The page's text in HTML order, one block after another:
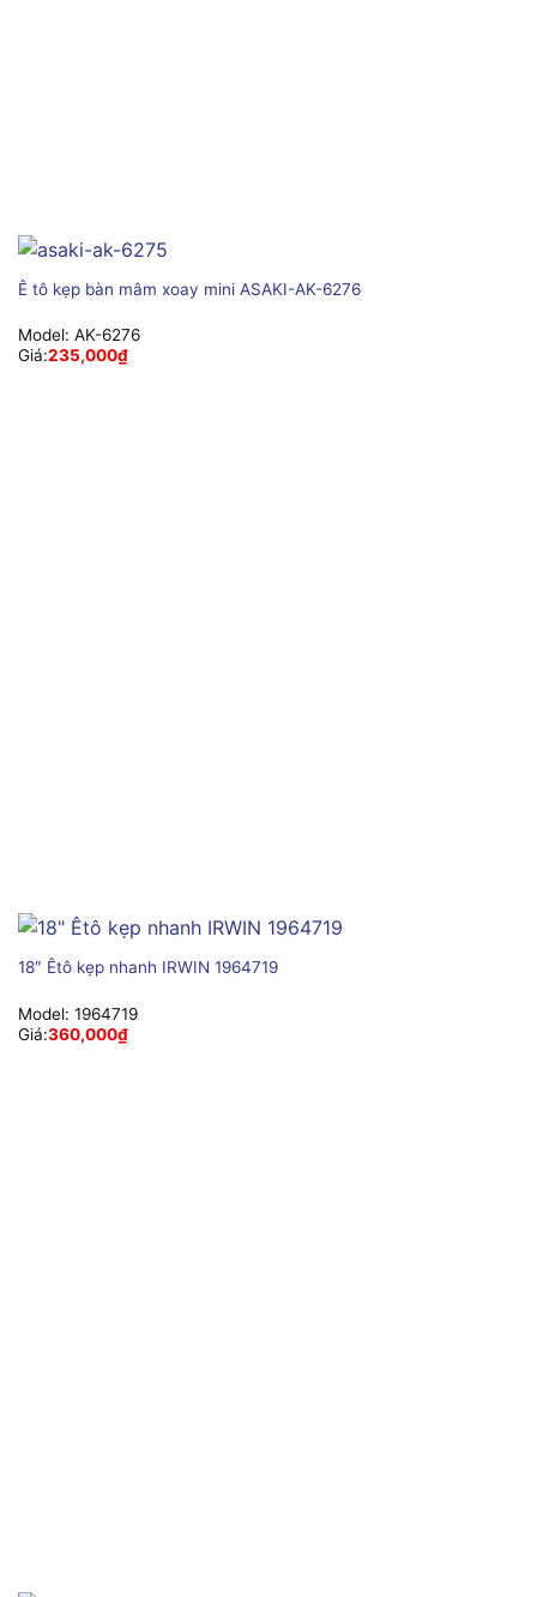
Ê tô kẹp bàn mâm xoay mini ASAKI-AK-6276
Model: AK-6276
Giá:235,000₫
18″ Êtô kẹp nhanh IRWIN 1964719
Model: 1964719
Giá:360,000₫